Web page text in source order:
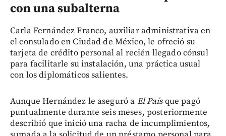
con una subalterna
Carla Fernández Franco, auxiliar administrativa en
el consulado en Ciudad de México, le ofreció su
tarjeta de crédito personal al recién llegado cónsul
para facilitarle su instalación, una práctica usual
con los diplomáticos salientes.
Aunque Hernández le aseguró a El Paísque pagó
puntualmente durante seis meses, posteriormente
describió que inició una racha de incumplimientos,